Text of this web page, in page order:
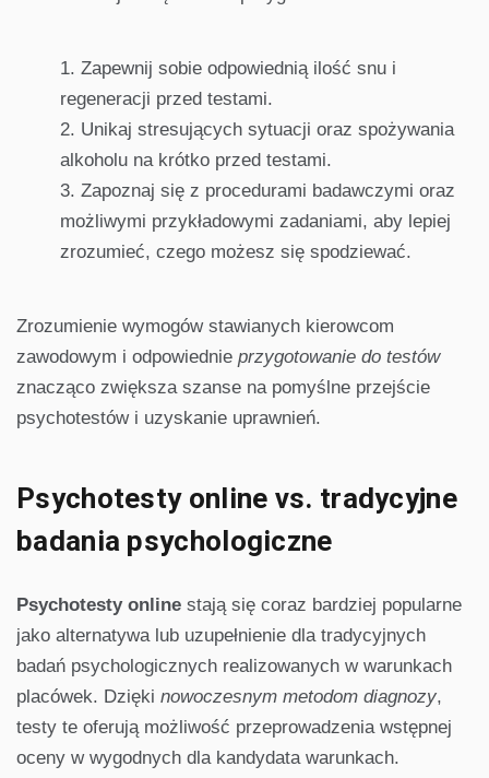
Zapewnij sobie odpowiednią ilość snu i
regeneracji przed testami.
Unikaj stresujących sytuacji oraz spożywania
alkoholu na krótko przed testami.
Zapoznaj się z procedurami badawczymi oraz
możliwymi przykładowymi zadaniami, aby lepiej
zrozumieć, czego możesz się spodziewać.
Zrozumienie wymogów stawianych kierowcom
zawodowym i odpowiednie przygotowanie do testów
znacząco zwiększa szanse na pomyślne przejście
psychotestów i uzyskanie uprawnień.
Psychotesty online vs. tradycyjne
badania psychologiczne
Psychotesty online stają się coraz bardziej popularne
jako alternatywa lub uzupełnienie dla tradycyjnych
badań psychologicznych realizowanych w warunkach
placówek. Dzięki nowoczesnym metodom diagnozy,
testy te oferują możliwość przeprowadzenia wstępnej
oceny w wygodnych dla kandydata warunkach.